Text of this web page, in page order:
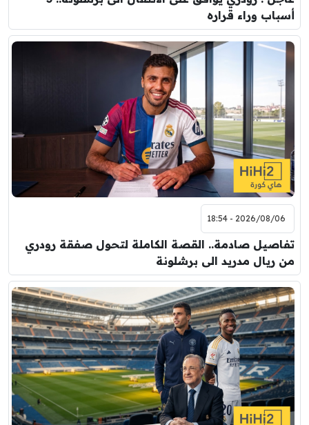
أسباب وراء قراره
2026/08/06 - 18:54
تفاصيل صادمة.. القصة الكاملة لتحول صفقة رودري
من ريال مدريد الى برشلونة